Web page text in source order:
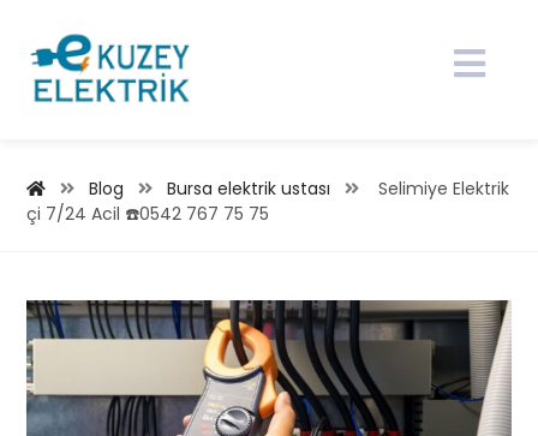
Blog Bursa elektrik ustası
Selimiye Elektrik
çi 7/24 Acil ☎️0542 767 75 75